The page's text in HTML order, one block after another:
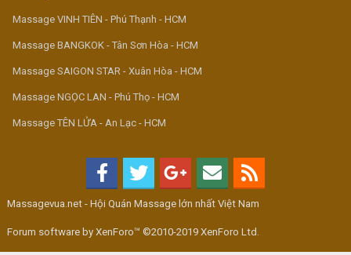
Massage VINH TIÊN - Phú Thạnh - HCM
Massage BANGKOK - Tân Sơn Hòa - HCM
Massage SAIGON STAR - Xuân Hòa - HCM
Massage NGỌC LAN - Phú Thọ - HCM
Massage TÊN LỬA - An Lạc - HCM
Massagevua.net - Hội Quán Massage lớn nhất Việt Nam
Forum software by XenForo™ ©2010-2019 XenForo Ltd.